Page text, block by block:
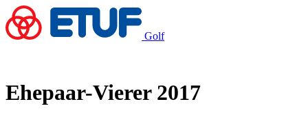
Golf
Ehepaar-Vierer 2017